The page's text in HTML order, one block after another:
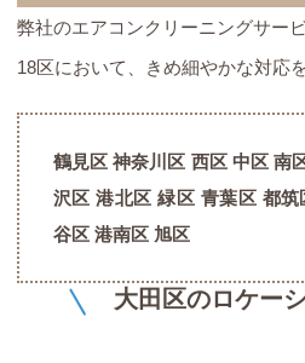
弊社のエアコンクリーニングサー
18区において、きめ細やかな対応
鶴見区 神奈川区 西区 中区 南
沢区 港北区 緑区 青葉区 都
谷区 港南区 旭区
大田区のロケー